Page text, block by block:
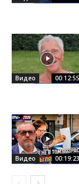
Видео 00:12:55
Видео 00:19:23